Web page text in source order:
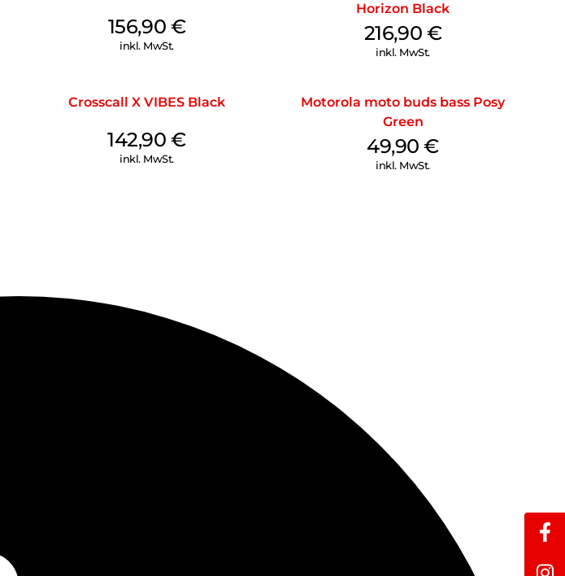
156,90 €
inkl. MwSt.
Horizon Black
216,90 €
inkl. MwSt.
Crosscall X VIBES Black
142,90€
inkl. MwSt.
Motorola moto buds bass Posy
Green
49,90€
inkl. MwSt.